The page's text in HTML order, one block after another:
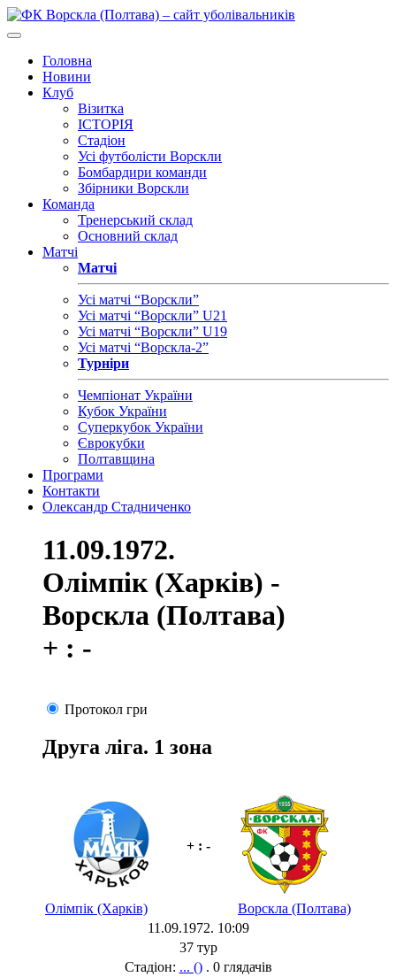
Головна
Новини
Клуб
Візитка
ІСТОРІЯ
Стадіон
Усі футболісти Ворскли
Бомбардири команди
Збірники Ворскли
Команда
Тренерський склад
Основний склад
Матчі
Матчі
Усі матчі “Ворскли”
Усі матчі “Ворскли” U21
Усі матчі “Ворскли” U19
Усі матчі “Ворскла-2”
Турніри
Чемпіонат України
Кубок України
Суперкубок України
Єврокубки
Полтавщина
Програми
Контакти
Олександр Стадниченко
11.09.1972.
Олімпік (Харків) -
Ворскла (Полтава)
+ : -
Протокол гри
Друга ліга. 1 зона
+ : -
Олімпік (Харків)
Ворскла (Полтава)
11.09.1972. 10:09
37 тур
Стадіон: ... (). 0 глядачів